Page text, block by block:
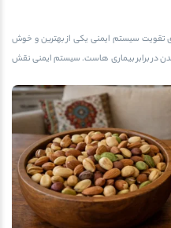
تقویت سیستم ایمنی یکی از بهترین و خوش
در برابر بیماری هاست. سیستم ایمنی نقش
غذایی از جمله آجیل ها سرشار از ویتامین
به تقویت ایمنی کمک می کنند. اگر به دنبال
هستید، پیشنهاد می کنیم از آجیل های
استفاده کنید. نقش تغذیه در سلامت سیستم
خود به ویتامین ها و مواد معدنی خاصی نیاز